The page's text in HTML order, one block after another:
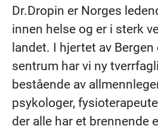
Dr.Dropin er Norges
innen helse og er i sterk
landet. I hjertet av
sentrum har vi ny
bestående av
psykologer,
der alle har et brennende